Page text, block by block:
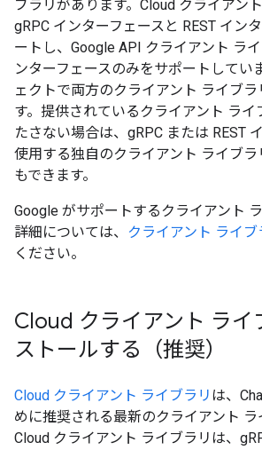
ブラリがあります。Cloud クライアン
gRPC インターフェースと REST イン
ートし、Google API クライアント ラ
ンターフェースのみをサポートしてい
ェクトで両方のクライアント ライブ
す。提供されているクライアント ライ
たさない場合は、gRPC または REST
使用する独自のクライアント ライブラ
もできます。
Google がサポートするクライアント
詳細については、 クライアント ライブ
ください。
Cloud クライアント ライ
ストールする（推奨）
Cloud クライアント ライブラリ は、
めに推奨される最新のクライアント ラ
Cloud クライアント ライブラリは、